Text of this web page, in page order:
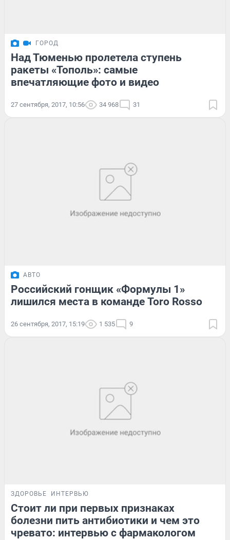
ГОРОД
Над Тюменью пролетела ступень
ракеты «Тополь»: самые
впечатляющие фото и видео
27 сентября, 2017, 10:56 34 968 31
АВТО
Российский гонщик «Формулы 1»
лишился места в команде Toro Rosso
26 сентября, 2017, 15:19 1 535 9
ЗДОРОВЬЕ ИНТЕРВЬЮ
Стоит ли при первых признаках
болезни пить антибиотики и чем это
чревато: интервью с фармакологом